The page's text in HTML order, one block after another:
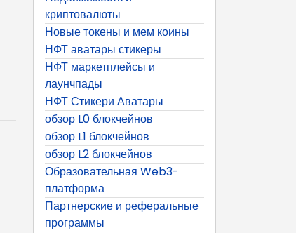
криптовалюты
Новые токены и мем коины
НФТ аватары стикеры
НФТ маркетплейсы и
лаунчпады
НФТ Стикери Аватары
обзор L0 блокчейнов
обзор L1 блокчейнов
обзор L2 блокчейнов
Образовательная Web3-
платформа
Партнерские и реферальные
программы